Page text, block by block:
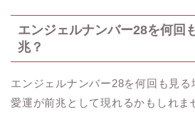
エンジェルナンバー28を何回
兆？
エンジェルナンバー28を何回も
愛運が前兆として現れるかもしれま